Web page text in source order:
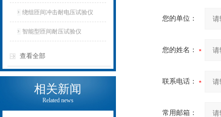
仪
绕组匝间冲击耐电压试验仪
智能型匝间耐压试验仪
查看全部
相关新闻
Related news
您的单位：
您的姓名：
联系电话：
常用邮箱：